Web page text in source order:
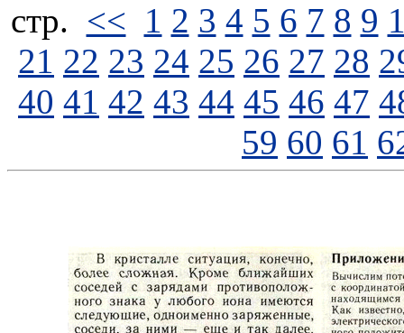
стp. << 1 2 3 4 5 6 7 8 9
21 22 23 24 25 26 27 28
40 41 42 43 44 45 46 47
59 60 61